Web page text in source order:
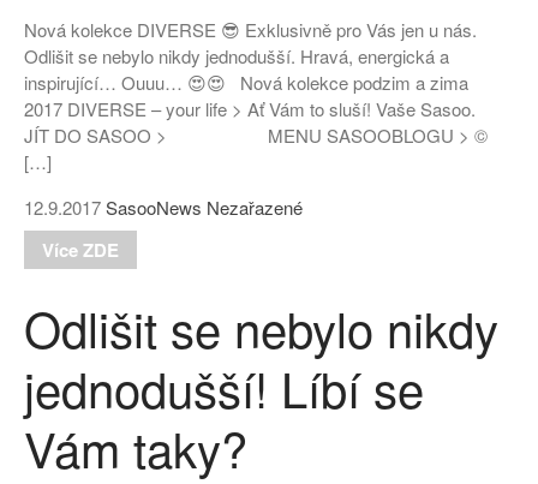
Nová kolekce DIVERSE 😎 Exklusivně pro Vás jen u nás.
Odlišit se nebylo nikdy jednodušší. Hravá, energická a
inspirující… Ouuu… 😍😍 Nová kolekce podzim a zima
2017 DIVERSE – your life > Ať Vám to sluší! Vaše Sasoo.
JÍT DO SASOO > MENU SASOOBLOGU > ©
[…]
12.9.2017SasooNews Nezařazené
Více ZDE
Odlišit se nebylo nikdy
jednodušší! Líbí se
Vám taky?